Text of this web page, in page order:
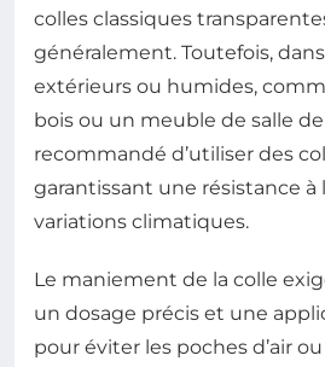
colles classiques
généralement. Toutefois,
extérieurs ou humides,
bois ou un meuble de salle
recommandé d’utiliser des
garantissant une résistance à
variations climatiques.
Le maniement de la colle
un dosage précis et une
pour éviter les poches d’air